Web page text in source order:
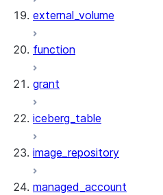
external_volume
function
grant
iceberg_table
image_repository
managed_account